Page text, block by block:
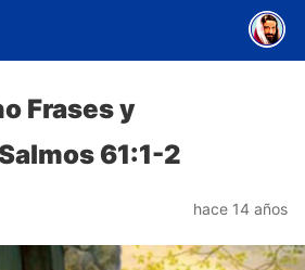
Frases y
61:1-2
hace 14 años